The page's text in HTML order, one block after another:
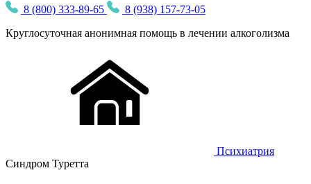
8 (800) 333-89-65
8 (938) 157-73-05
Круглосуточная анонимная помощь в лечении алкоголизма
Психиатрия
Синдром Туретта